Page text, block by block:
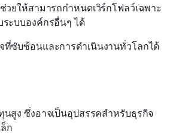
วยให้สามารถกำหนดเวิร์กโฟลว์เฉพาะ
ระบบองค์กรอื่นๆ ได้
ที่ซับซ้อนและการดำเนินงานทั่วโลกได้
นสูง ซึ่งอาจเป็นอุปสรรคสำหรับธุรกิจ
ก